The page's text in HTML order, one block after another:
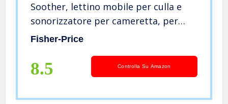
Soother, lettino mobile per culla e
sonorizzatore per cameretta, per
neonati e bambini piccoli, GRP99
Fisher-Price
8.5 Controlla Su Amazon